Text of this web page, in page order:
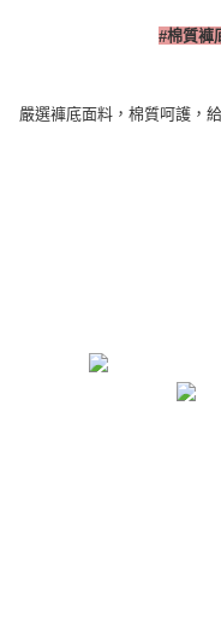
#棉質褲
嚴選褲底面料，棉質呵護，